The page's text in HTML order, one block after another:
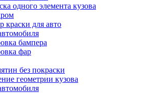
одного элемента кузова
краски для авто
бампера
фар
без покраски
геометрии кузова